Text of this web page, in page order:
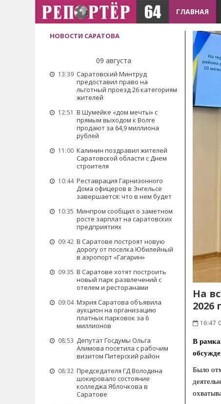
ГЛАВНАЯ
НОВОСТИ САРАТОВА
09 августа
13:39 Саратовский Минтруд
предоставил право на
льготный проезд 26 категориям
жителей
12:51 В Шумейке «дом мечты» с
прямым выходом к Волге
продают за 64,9 миллиона
рублей
11:00 Калинин поздравил жителей
Саратовской области с Днем
строителя
10:44 Реставрация Гарнизонного
Дома офицеров в Энгельсе
завершается: что в нем будет
10:35 Минпром сообщил о заметном
росте зарплат на саратовских
предприятиях
09:42 В Саратове построят новую
дорогу от поселка Юбилейный
в аэропорт «Гагарин»
09:35 В Саратове хотят построить
новый парк развлечений с
отелем и ресторанами
09:04 Мэрия Саратова объявила
аукцион на организацию
платных парковок за 6
миллионов
08:53 Депутат Госдумы Ольга
Алимова посетила с рабочим
визитом Питерский район
08:32 Председателя ГД Володина
шокировало состояние
колледжа Яблочкова в
Саратове
На
2026
16:47
В
Было